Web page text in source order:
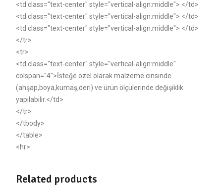
<td class="text-center" style="vertical-align:middle"> </td>
<td class="text-center" style="vertical-align:middle"> </td>
<td class="text-center" style="vertical-align:middle"> </td>
</tr>
<tr>
<td class="text-center" style="vertical-align:middle"
colspan="4">İsteğe özel olarak malzeme cinsinde
(ahşap,boya,kumaş,deri) ve ürün ölçülerinde değişiklik
yapılabilir.</td>
</tr>
</tbody>
</table>
<hr>
Related products